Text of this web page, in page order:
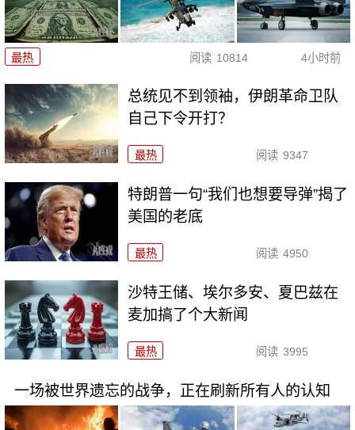
最热 阅读 10814 4小时前
总统见不到领袖，伊朗革命卫队
自己下令开打？
最热 阅读 9347
特朗普一句“我们也想要导弹”揭了
美国的老底
最热 阅读 4950
沙特王储、埃尔多安、夏巴兹在
麦加搞了个大新闻
最热 阅读 3995
一场被世界遗忘的战争，正在刷新所有人的认知